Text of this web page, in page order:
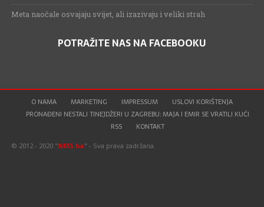
Meta naočale osvajaju svijet, ali izazivaju i veliki strah
POTRAŽITE NAS NA FACEBOOKU
O NAMA MARKETING IMPRESSUM
USLOVI KORIŠTENJA
PRONAĐENI NESTALI TINEJDŽERI U ZAGREBU: MAJA I EMIR SE VRATILI KUĆI
RSS
KONTAKT
© 2012 - 2020 "NMS.ba" - Sva prava zadržana.